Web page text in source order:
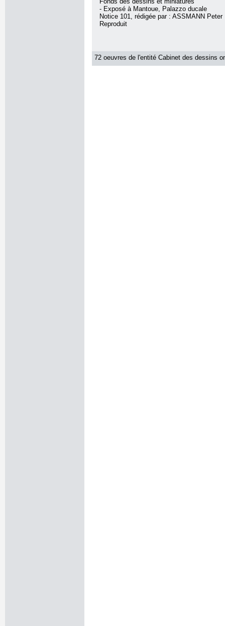
- Exposé à Mantoue, Palazzo ducale
Notice 101, rédigée par : ASSMANN Peter
Reproduit
72 oeuvres de l'entité Cabinet des dessins